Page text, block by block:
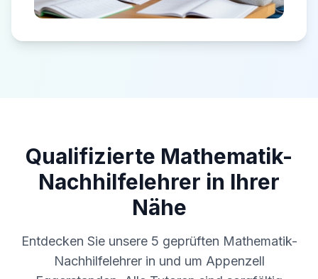
Qualifizierte Mathematik-
Nachhilfelehrer in Ihrer
Nähe
Entdecken Sie unsere 5 geprüften Mathematik-
Nachhilfelehrer in und um Appenzell